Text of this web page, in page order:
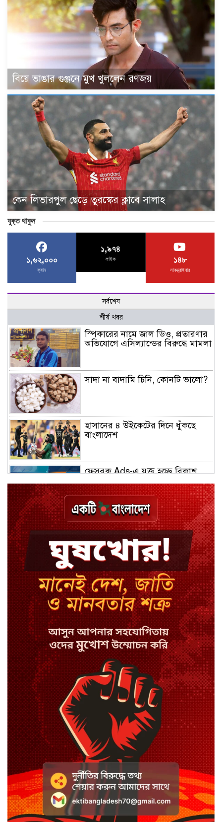
বিয়ে ভাঙার গুঞ্জনে মুখ খুললেন রণজয়
কেন লিভারপুল ছেড়ে তুরস্কের ক্লাবে সালাহ
যুক্ত থাকুন
১,৬২,০০০
ফ্যান
১,৯৭৪
লাইক ১৪৮
সাবস্ক্রাইবার
সর্বশেষ
শীর্ষ খবর
স্পিকারের নামে জাল ডিও, প্রতারণার
অভিযোগে এসিল্যান্ডের বিরুদ্ধে মামলা
সাদা না বাদামি চিনি, কোনটি ভালো?
হাসানের ৪ উইকেটের দিনে ধুঁকছে
বাংলাদেশ
ফেসবুক Ads-এ যুক্ত হচ্ছে বিকাশ
বিয়ে ভাঙার গুঞ্জনে মুখ খুললেন রণজয়
কেন লিভারপুল ছেড়ে তুরস্কের ক্লাবে
সালাহ
কপিল শর্মার অডিশনে বাদ পড়ার সেই
গল্প
যুক্তরাজ্যে সামাজিকমাধ্যমের কারফিউ
মানছে না কিশোররা
কটাক্ষ আর বিদ্রূপে জমে উঠেছে
ভ্যান্সের রাজনীতি
সৌদি আরবে হুতি হামলায় শিশুসহ
আহত ১১